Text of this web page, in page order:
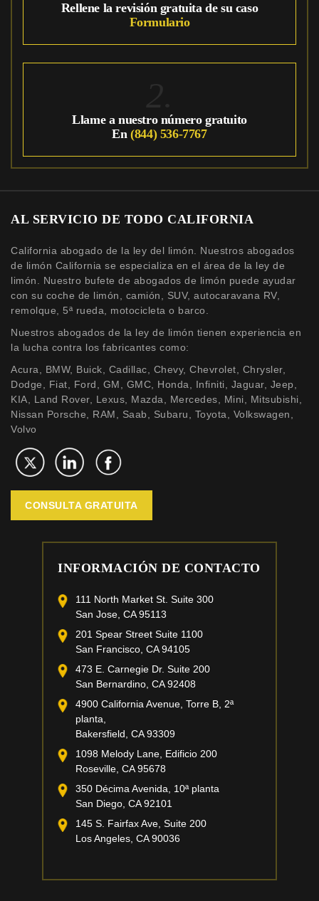
Rellene la revisión gratuita de su caso
Formulario
Llame a nuestro número gratuito
En(844) 536-7767
AL SERVICIO DE TODO CALIFORNIA
California abogado de la ley del limón. Nuestros abogados
de limón California se especializa en el área de la ley de
limón. Nuestro bufete de abogados de limón puede ayudar
con su coche de limón, camión, SUV, autocaravana RV,
remolque, 5ª rueda, motocicleta o barco.
Nuestros abogados de la ley de limón tienen experiencia en
la lucha contra los fabricantes como:
Acura, BMW, Buick, Cadillac, Chevy, Chevrolet, Chrysler,
Dodge, Fiat, Ford, GM, GMC, Honda, Infiniti, Jaguar, Jeep,
KIA, Land Rover, Lexus, Mazda, Mercedes, Mini, Mitsubishi,
Nissan Porsche, RAM, Saab, Subaru, Toyota, Volkswagen,
Volvo
CONSULTA GRATUITA
INFORMACIÓN DE CONTACTO
111 North Market St. Suite 300
San Jose, CA 95113
201 Spear Street Suite 1100
San Francisco, CA 94105
473 E. Carnegie Dr. Suite 200
San Bernardino, CA 92408
4900 California Avenue, Torre B, 2ª
planta,
Bakersfield, CA 93309
1098 Melody Lane, Edificio 200
Roseville, CA 95678
350 Décima Avenida, 10ª planta
San Diego, CA 92101
145 S. Fairfax Ave, Suite 200
Los Angeles, CA 90036